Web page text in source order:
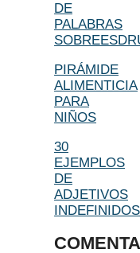
DE
PALABRAS
PIRÁMIDE
ALIMENTICIA
PARA
NIÑOS
30
EJEMPLOS
DE
ADJETIVOS
INDEFINIDOS